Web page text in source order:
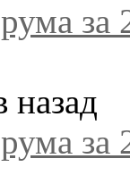
за
назад
за